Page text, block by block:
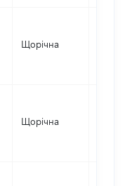
Щорічна
Щорічна